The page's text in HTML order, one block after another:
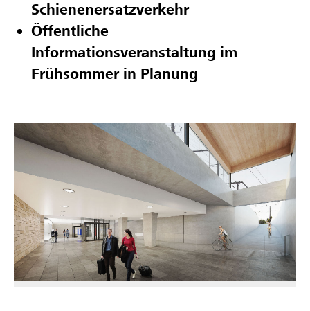
Schienenersatzverkehr
Öffentliche
Informationsveranstaltung im
Frühsommer in Planung